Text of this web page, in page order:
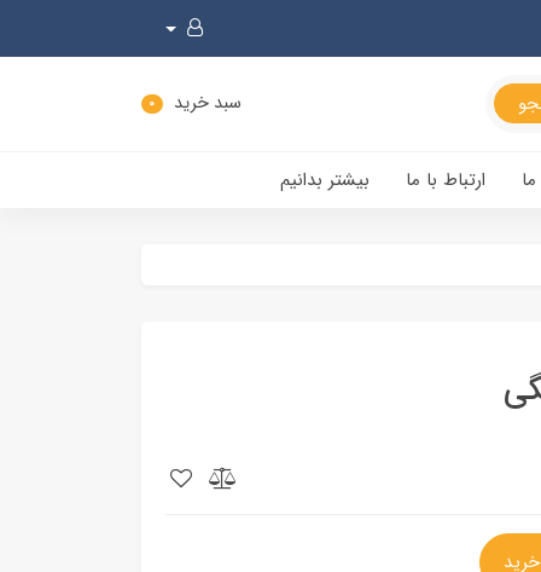
سبد خرید 0
ارتباط با ما بیشتر بدانیم